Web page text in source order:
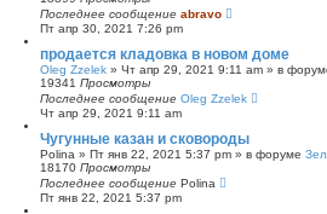
Последнее сообщение abravo
Пт апр 30, 2021 7:26 pm
продается кладовка в новом доме
Oleg Zzelek » Чт апр 29, 2021 9:11 am » в
19341 Просмотры
Последнее сообщение Oleg Zzelek
Чт апр 29, 2021 9:11 am
Чугунные казан и сковороды
Polina » Пт янв 22, 2021 5:37 pm » в форуме
18170 Просмотры
Последнее сообщение Polina
Пт янв 22, 2021 5:37 pm